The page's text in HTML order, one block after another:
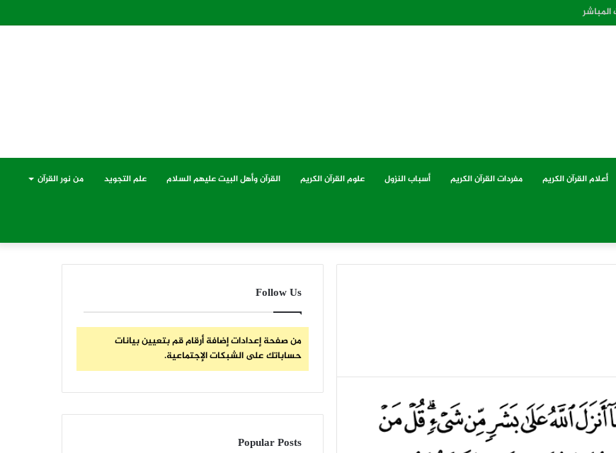
المباشر
أعلام القرآن الكريم مفردات القرآن الكريم أسباب النزول علوم القرآن الكريم القرآن وأهل البيت عليهم السلام علم التجويد من نور القرآن
Follow Us
من صفحة إعدادات إضافة أرقام قم بتعيين بيانات
حساباتك على الشبكات الإجتماعية.
Popular Posts